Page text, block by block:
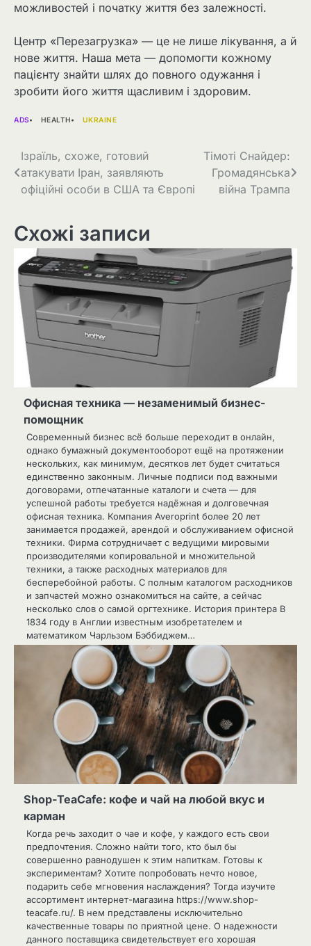
можливостей і початку життя без залежності.
Центр «Перезагрузка» — це не лише лікування, а й
нове життя. Наша мета — допомогти кожному
пацієнту знайти шлях до повного одужання і
зробити його життя щасливим і здоровим.
ADS HEALTH UKRAINE
Навігація
записів
Ізраїль, схоже, готовий
атакувати Іран, заявляють
офіційні особи в США та Європі
Тімоті Снайдер:
Громадянська
війна Трампа
Схожі записи
Офисная техника — незаменимый бизнес-
помощник
Современный бизнес всё больше переходит в онлайн,
однако бумажный документооборот ещё на протяжении
нескольких, как минимум, десятков лет будет считаться
единственно законным. Личные подписи под важными
договорами, отпечатанные каталоги и счета — для
успешной работы требуется надёжная и долговечная
офисная техника. Компания Averoprint более 20 лет
занимается продажей, арендой и обслуживанием офисной
техники. Фирма сотрудничает с ведущими мировыми
производителями копировальной и множительной
техники, а также расходных материалов для
бесперебойной работы. С полным каталогом расходников
и запчастей можно ознакомиться на сайте, а сейчас
несколько слов о самой оргтехнике. История принтера В
1834 году в Англии известным изобретателем и
математиком Чарльзом Бэббиджем…
Shop-TeaCafe: кофе и чай на любой вкус и
карман
Когда речь заходит о чае и кофе, у каждого есть свои
предпочтения. Сложно найти того, кто был бы
совершенно равнодушен к этим напиткам. Готовы к
экспериментам? Хотите попробовать нечто новое,
подарить себе мгновения наслаждения? Тогда изучите
ассортимент интернет-магазина https://www.shop-
teacafe.ru/. В нем представлены исключительно
качественные товары по приятной цене. О надежности
данного поставщика свидетельствует его хорошая